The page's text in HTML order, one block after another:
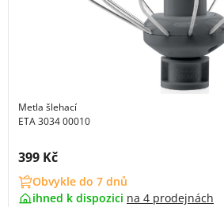
Metla šlehací
ETA 3034 00010
Cena s DPH:
399 Kč
Obvykle do 7 dnů
ihned k dispozici na 4 prodejnách